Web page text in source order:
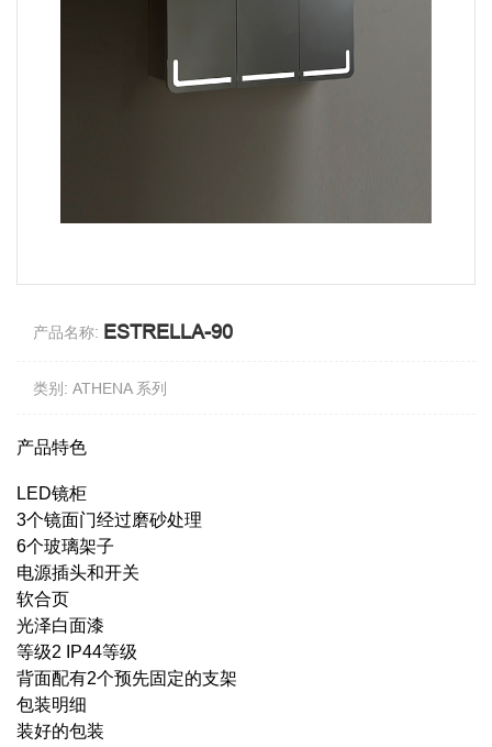
产品名称: ESTRELLA-90
类别: ATHENA 系列
产品特色
LED镜柜
3个镜面门经过磨砂处理
6个玻璃架子
电源插头和开关
软合页
光泽白面漆
等级2 IP44等级
背面配有2个预先固定的支架
包装明细
装好的包装